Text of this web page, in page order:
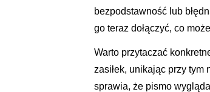
bezpodstawność lub
go teraz dołączyć, co
Warto przytaczać
zasiłek, unikając przy
sprawia, że pismo